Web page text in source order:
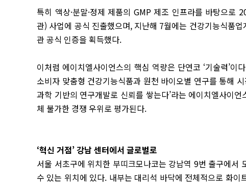
특히 액상·분말·정제 제품의 GMP 제조 인프라를 바탕으로
관) 사업에 공식 진출했으며, 지난해 7월에는 건강기능식품
관 공식 인증을 획득했다.
이처럼 에이치엘사이언스의 핵심 역량은 단연코 ‘기술력’
소비자 맞춤형 건강기능식품과 원천 바이오별 연구를 통해
과학 기반의 연구개발로 신뢰를 쌓는다’라는 에이치엘사이
체 불가한 경쟁 우위로 평가된다.
‘혁신 거점’ 강남 센터에서 글로벌로
서울 서초구에 위치한 부띠크모나코는 강남역 9번 출구에
수 있는 위치에 있다. 내부는 대리석 바닥에 전체적으로 화